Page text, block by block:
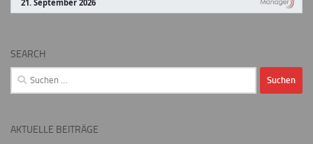
SEARCH
Suchen
nach:
AKTUELLE BEITRÄGE